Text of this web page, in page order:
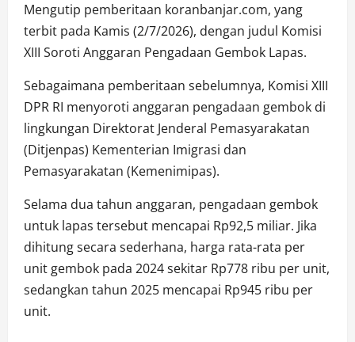
Mengutip pemberitaan koranbanjar.com, yang
terbit pada Kamis (2/7/2026), dengan judul Komisi
XIII Soroti Anggaran Pengadaan Gembok Lapas.
Sebagaimana pemberitaan sebelumnya, Komisi XIII
DPR RI menyoroti anggaran pengadaan gembok di
lingkungan Direktorat Jenderal Pemasyarakatan
(Ditjenpas) Kementerian Imigrasi dan
Pemasyarakatan (Kemenimipas).
Selama dua tahun anggaran, pengadaan gembok
untuk lapas tersebut mencapai Rp92,5 miliar. Jika
dihitung secara sederhana, harga rata-rata per
unit gembok pada 2024 sekitar Rp778 ribu per unit,
sedangkan tahun 2025 mencapai Rp945 ribu per
unit.